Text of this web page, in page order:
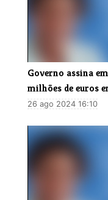
Governo assina
milhões de euros
26 ago 2024 16:10